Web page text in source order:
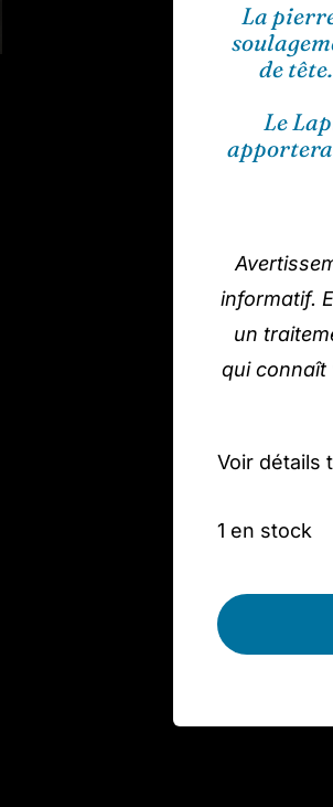
La
de
Le
informatif.
un
qui connaît
Voir détails
1 en stock